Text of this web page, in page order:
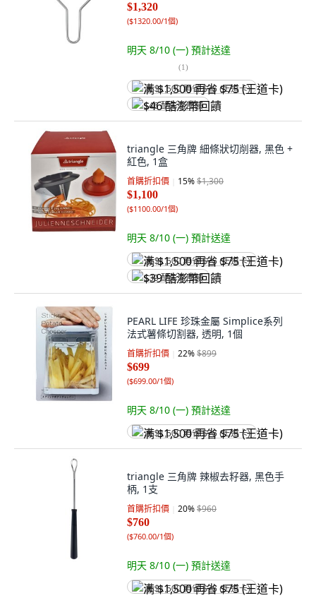
$1,320
($1320.00/1個)
明天 8/10 (一) 預計送達
(1)
满 $1,500 再省 $75 (王道卡)
$46 酷澎幣回饋
triangle 三角牌 細條狀切削器, 黑色 +
紅色, 1盒
首購折扣價 15%$1,300
$1,100
($1100.00/1個)
明天 8/10 (一) 預計送達
满 $1,500 再省 $75 (王道卡)
$39 酷澎幣回饋
PEARL LIFE 珍珠金屬 Simplice系列
法式薯條切割器, 透明, 1個
首購折扣價 22%$899
$699
($699.00/1個)
明天 8/10 (一) 預計送達
满 $1,500 再省 $75 (王道卡)
triangle 三角牌 辣椒去籽器, 黑色手
柄, 1支
首購折扣價 20%$960
$760
($760.00/1個)
明天 8/10 (一) 預計送達
满 $1,500 再省 $75 (王道卡)